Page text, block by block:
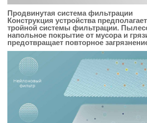
Продвинутая система фильтрации
Конструкция устройства
тройной системы фильтрации.
напольное покрытие от мусора и
предотвращает повторное